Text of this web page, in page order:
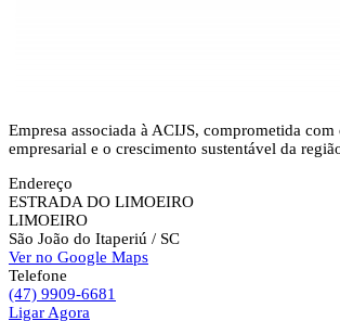
Empresa associada à ACIJS, comprometida
empresarial e o crescimento sustentável da
Endereço
ESTRADA DO LIMOEIRO
LIMOEIRO
São João do Itaperiú / SC
Ver no Google Maps
Telefone
(47) 9909-6681
Ligar Agora